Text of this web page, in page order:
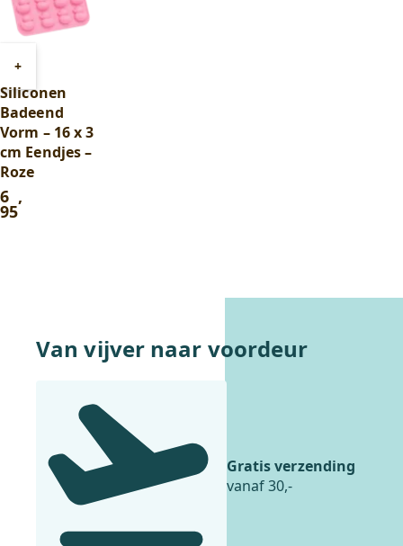
+
winkelwagen
Siliconen
Badeend
Vorm – 16 x 3
cm Eendjes –
Roze
6 ,
95
Van vijver naar voordeur
Gratis verzending
vanaf 30,-